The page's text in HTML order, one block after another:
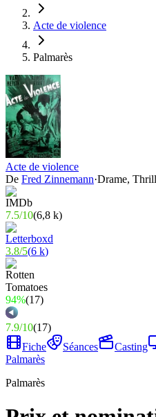
Acte de violence
Palmarès
Acte de violence
De Fred Zinnemann·Drame,
7.5/10(6,8 k)
3.8/5(6 k)
94%(17)
7.9/10(17)
Fiche
Séances Casting
Palmarès
Palmarès